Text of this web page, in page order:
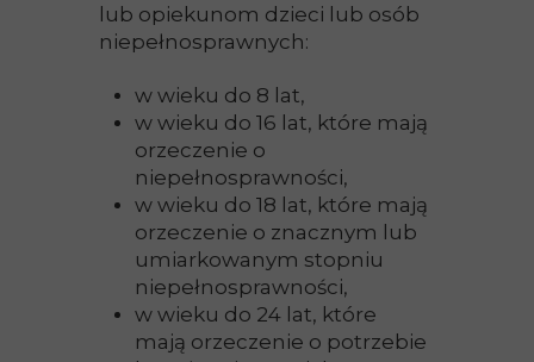
lub opiekunom dzieci lub osób
niepełnosprawnych:
w wieku do 8 lat,
w wieku do 16 lat, które mają
orzeczenie o
niepełnosprawności,
w wieku do 18 lat, które mają
orzeczenie o znacznym lub
umiarkowanym stopniu
niepełnosprawności,
w wieku do 24 lat, które
mają orzeczenie o potrzebie